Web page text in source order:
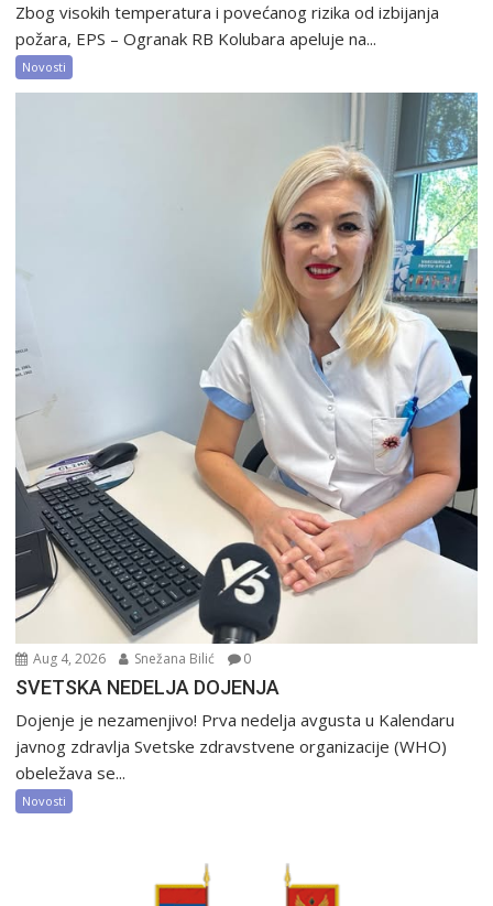
Zbog visokih temperatura i povećanog rizika od izbijanja
požara, EPS – Ogranak RB Kolubara apeluje na...
Novosti
Aug 4, 2026 Snežana Bilić 0
SVETSKA NEDELJA DOJENJA
Dojenje je nezamenjivo! Prva nedelja avgusta u Kalendaru
javnog zdravlja Svetske zdravstvene organizacije (WHO)
obeležava se...
Novosti